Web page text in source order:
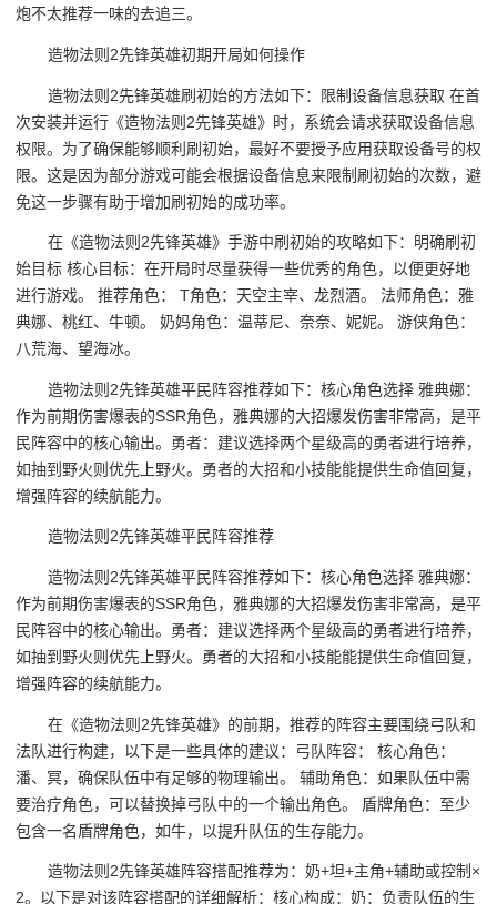
炮不太推荐一味的去追三。
造物法则2先锋英雄初期开局如何操作
造物法则2先锋英雄刷初始的方法如下：限制设备信息获取 在首
次安装并运行《造物法则2先锋英雄》时，系统会请求获取设备信息
权限。为了确保能够顺利刷初始，最好不要授予应用获取设备号的权
限。这是因为部分游戏可能会根据设备信息来限制刷初始的次数，避
免这一步骤有助于增加刷初始的成功率。
在《造物法则2先锋英雄》手游中刷初始的攻略如下：明确刷初
始目标 核心目标：在开局时尽量获得一些优秀的角色，以便更好地
进行游戏。 推荐角色： T角色：天空主宰、龙烈酒。 法师角色：雅
典娜、桃红、牛顿。 奶妈角色：温蒂尼、奈奈、妮妮。 游侠角色：
八荒海、望海冰。
造物法则2先锋英雄平民阵容推荐如下：核心角色选择 雅典娜：
作为前期伤害爆表的SSR角色，雅典娜的大招爆发伤害非常高，是平
民阵容中的核心输出。勇者：建议选择两个星级高的勇者进行培养，
如抽到野火则优先上野火。勇者的大招和小技能能提供生命值回复，
增强阵容的续航能力。
造物法则2先锋英雄平民阵容推荐
造物法则2先锋英雄平民阵容推荐如下：核心角色选择 雅典娜：
作为前期伤害爆表的SSR角色，雅典娜的大招爆发伤害非常高，是平
民阵容中的核心输出。勇者：建议选择两个星级高的勇者进行培养，
如抽到野火则优先上野火。勇者的大招和小技能能提供生命值回复，
增强阵容的续航能力。
在《造物法则2先锋英雄》的前期，推荐的阵容主要围绕弓队和
法队进行构建，以下是一些具体的建议：弓队阵容： 核心角色：
潘、冥，确保队伍中有足够的物理输出。 辅助角色：如果队伍中需
要治疗角色，可以替换掉弓队中的一个输出角色。 盾牌角色：至少
包含一名盾牌角色，如牛，以提升队伍的生存能力。
造物法则2先锋英雄阵容搭配推荐为：奶+坦+主角+辅助或控制×
2。以下是对该阵容搭配的详细解析：核心构成：奶：负责队伍的生